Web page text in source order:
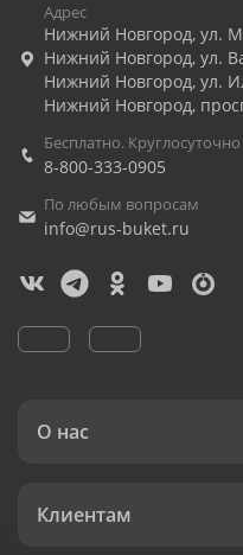
Адрес
Нижний Новгород, ул.
Нижний Новгород, ул.
Нижний Новгород, ул.
Нижний Новгород,
Бесплатно. Круглосуточно
8-800-333-0905
По любым вопросам
info@rus-buket.ru
О нас
Клиентам